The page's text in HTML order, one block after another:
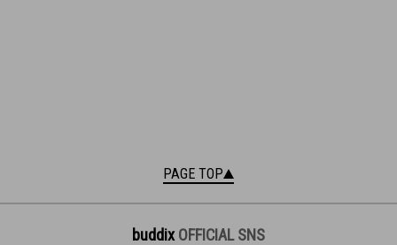
PAGE TOP
buddix OFFICIAL SNS